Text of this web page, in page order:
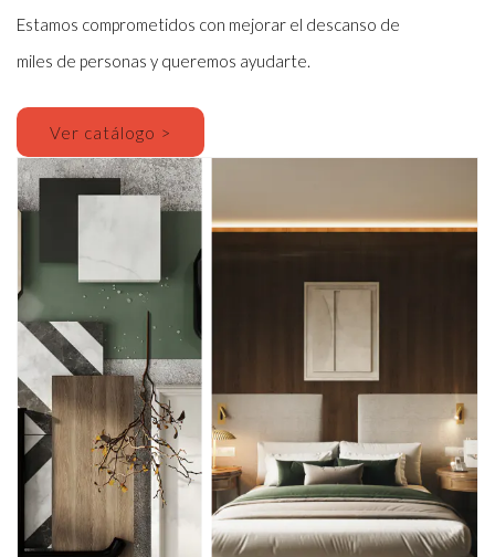
Estamos comprometidos con mejorar el descanso de
miles de personas y queremos ayudarte.
Ver catálogo >